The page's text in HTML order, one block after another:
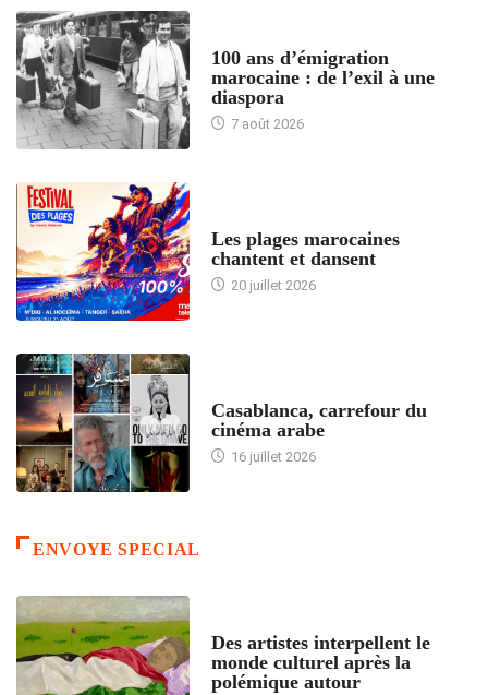
100 ans d’émigration
marocaine : de l’exil à une
diaspora
7 août 2026
Les plages marocaines
chantent et dansent
20 juillet 2026
Casablanca, carrefour du
cinéma arabe
16 juillet 2026
ENVOYE SPECIAL
Des artistes interpellent le
monde culturel après la
polémique autour